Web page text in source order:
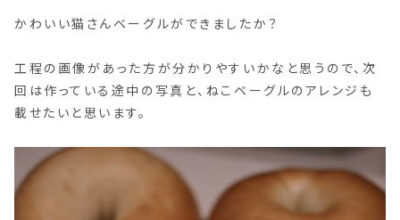
かわいい猫さんベーグルができましたか？
工程の画像があった方が分かりやすいかなと思うので、次
回は作っている途中の写真と、ねこベーグルのアレンジも
載せたいと思います。